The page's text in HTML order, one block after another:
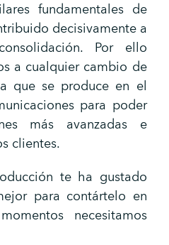
fundamentales de
decisivamente a
Por ello
a cualquier cambio de
que se produce en el
para poder
más avanzadas e
clientes.
te ha gustado
para contártelo en
necesitamos